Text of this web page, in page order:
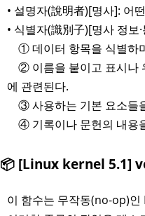
• 설명자(說明者)[명사]: 어
• 식별자(識別子)[명사 정보
① 데이터 항목을 식별하
② 이름을 붙이고 표시나
에 관련된다.
③ 사용하는 기본 요소들
④ 기록이나 문헌의 내용
📦 [Linux kernel 5.1]
이 함수는 무작동(no-op)인